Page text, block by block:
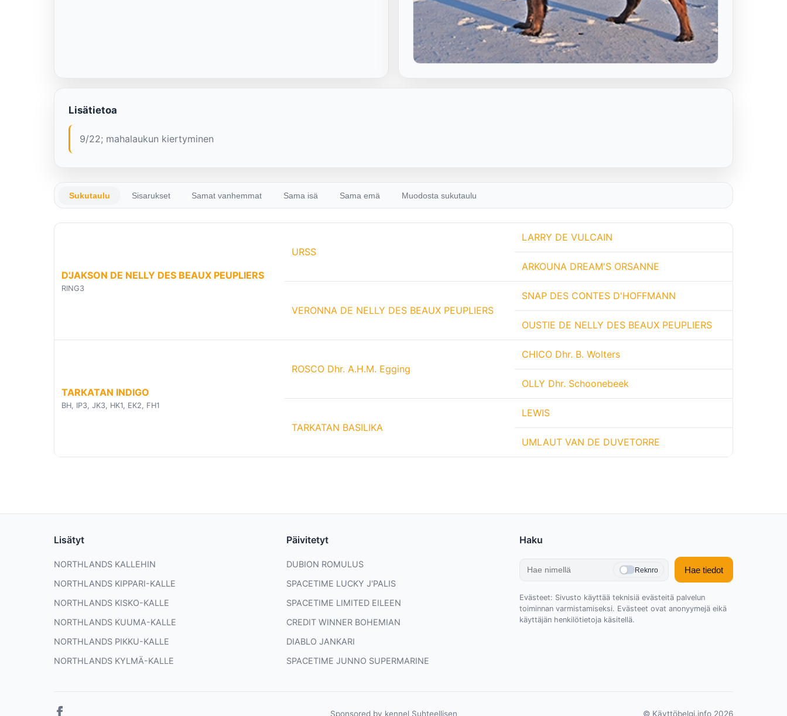
Lisätietoa
9/22; mahalaukun kiertyminen
Sukutaulu Sisarukset Samat vanhemmat Sama isä Sama emä Muodosta sukutaulu
D'JAKSON DE NELLY DES BEAUX PEUPLIERS
RING3
URSS
LARRY DE VULCAIN
ARKOUNA DREAM'S ORSANNE
VERONNA DE NELLY DES BEAUX PEUPLIERS
SNAP DES CONTES D'HOFFMANN
OUSTIE DE NELLY DES BEAUX PEUPLIERS
TARKATAN INDIGO
BH, IP3, JK3, HK1, EK2, FH1
ROSCO Dhr. A.H.M. Egging
CHICO Dhr. B. Wolters
OLLY Dhr. Schoonebeek
TARKATAN BASILIKA
LEWIS
UMLAUT VAN DE DUVETORRE
Lisätyt
NORTHLANDS KALLEHIN
NORTHLANDS KIPPARI-KALLE
NORTHLANDS KISKO-KALLE
NORTHLANDS KUUMA-KALLE
NORTHLANDS PIKKU-KALLE
NORTHLANDS KYLMÄ-KALLE
Päivitetyt
DUBION ROMULUS
SPACETIME LUCKY J'PALIS
SPACETIME LIMITED EILEEN
CREDIT WINNER BOHEMIAN
DIABLO JANKARI
SPACETIME JUNNO SUPERMARINE
Haku
Reknro Hae tiedot
Evästeet: Sivusto käyttää teknisiä evästeitä palvelun
toiminnan varmistamiseksi. Evästeet ovat anonyymejä eikä
käyttäjän henkilötietoja käsitellä.
Sponsored by kennel Suhteellisen © Käyttöbelgi.info 2026